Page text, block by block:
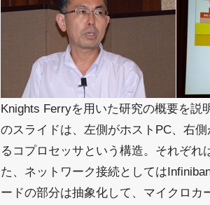
Knights Ferryを用いた研究の概要を説
のスライドは、左側がホストPC、右
るコプロセッサという構造。それぞれ
た、ネットワーク接続としては
ードの部分は抽象化して、マイクロカ